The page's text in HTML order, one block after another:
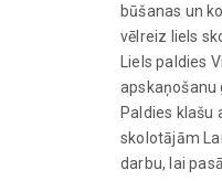
būšanas un
vēlreiz liels
Liels paldies
apskaņošanu
Paldies klašu
skolotājām
darbu, lai